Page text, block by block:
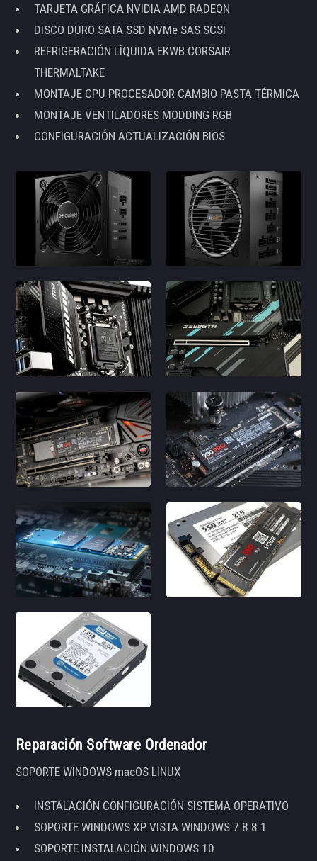
TARJETA GRÁFICA NVIDIA AMD RADEON
DISCO DURO SATA SSD NVMe SAS SCSI
REFRIGERACIÓN LÍQUIDA EKWB CORSAIR
THERMALTAKE
MONTAJE CPU PROCESADOR CAMBIO PASTA TÉRMICA
MONTAJE VENTILADORES MODDING RGB
CONFIGURACIÓN ACTUALIZACIÓN BIOS
Reparación Software Ordenador
SOPORTE WINDOWS macOS LINUX
INSTALACIÓN CONFIGURACIÓN SISTEMA OPERATIVO
SOPORTE WINDOWS XP VISTA WINDOWS 7 8 8.1
SOPORTE INSTALACIÓN WINDOWS 10